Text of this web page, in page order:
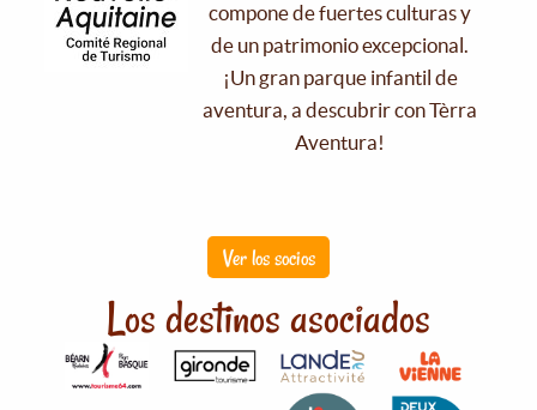
compone de fuertes culturas y
de un patrimonio excepcional.
¡Un gran parque infantil de
aventura, a descubrir con Tèrra
Aventura!
Ver los socios
Los destinos asociados